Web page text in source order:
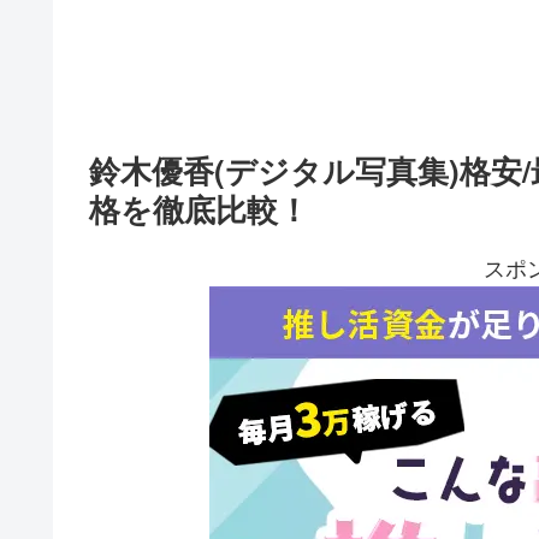
鈴木優香(デジタル写真集)格
格を徹底比較！
スポ